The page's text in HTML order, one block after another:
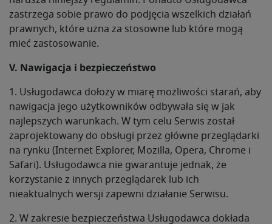
zastrzega sobie prawo do podjęcia wszelkich działań
prawnych, które uzna za stosowne lub które mogą
mieć zastosowanie.
V. Nawigacja i bezpieczeństwo
1. Usługodawca dołoży w miarę możliwości starań, aby
nawigacja jego użytkowników odbywała się w jak
najlepszych warunkach. W tym celu Serwis został
zaprojektowany do obsługi przez główne przeglądarki
na rynku (Internet Explorer, Mozilla, Opera, Chrome i
Safari). Usługodawca nie gwarantuje jednak, że
korzystanie z innych przeglądarek lub ich
nieaktualnych wersji zapewni działanie Serwisu.
2. W zakresie bezpieczeństwa Usługodawca dokłada